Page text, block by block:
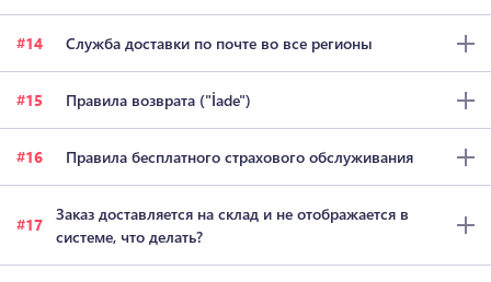
14 Служба доставки по почте во все регионы
15 Правила возврата ("İade")
16 Правила бесплатного страхового обслуживания
17
Заказ доставляется на склад и не отображается в
системе, что делать?